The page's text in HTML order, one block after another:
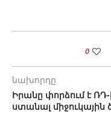
0
նախորդը
Իրանը փորձում է
ստանալ միջուկային